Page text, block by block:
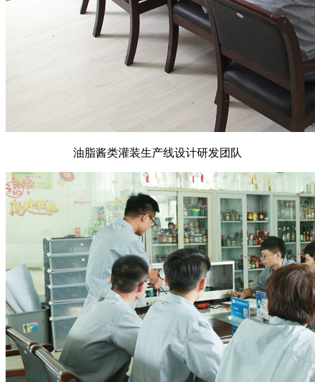
油脂酱类灌装生产线设计研发团队